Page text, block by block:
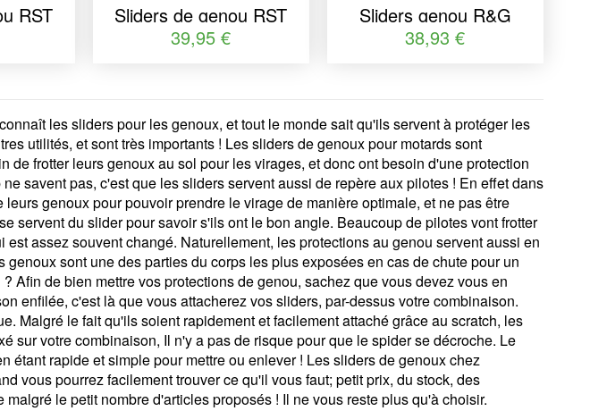
RST
-
Sliders de genou RST
Flag Series Manx Red
39,95 €
Sliders genou R&G
RACING Aero
38,93 €
les sliders pour les genoux, et tout le monde sait qu'ils servent à protéger les
utilités, et sont très importants ! Les sliders de genoux pour motards sont
frotter leurs genoux au sol pour les virages, et donc ont besoin d'une protection
savent pas, c'est que les sliders servent aussi de repère aux pilotes ! En effet dans
genoux pour pouvoir prendre le virage de manière optimale, et ne pas être
servent du slider pour savoir s'ils ont le bon angle. Beaucoup de pilotes vont frotter
assez souvent changé. Naturellement, les protections au genou servent aussi en
sont une des parties du corps les plus exposées en cas de chute pour un
Afin de bien mettre vos protections de genou, sachez que vous devez vous en
enfilée, c'est là que vous attacherez vos sliders, par-dessus votre combinaison.
Malgré le fait qu'ils soient rapidement et facilement attaché grâce au scratch, les
sur votre combinaison, Il n'y a pas de risque pour que le spider se décroche. Le
étant rapide et simple pour mettre ou enlever ! Les sliders de genoux chez
vous pourrez facilement trouver ce qu'il vous faut; petit prix, du stock, des
le petit nombre d'articles proposés ! Il ne vous reste plus qu'à choisir.